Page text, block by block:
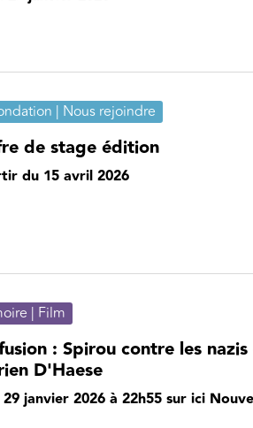
| Nous rejoindre
de stage édition
du 15 avril 2026
| Film
: Spirou contre les
D'Haese
janvier 2026 à 22h55 sur ici